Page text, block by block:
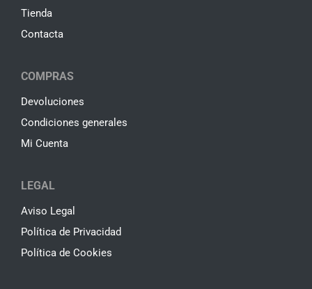
Tienda
Contacta
COMPRAS
Devoluciones
Condiciones generales
Mi Cuenta
LEGAL
Aviso Legal
Política de Privacidad
Política de Cookies